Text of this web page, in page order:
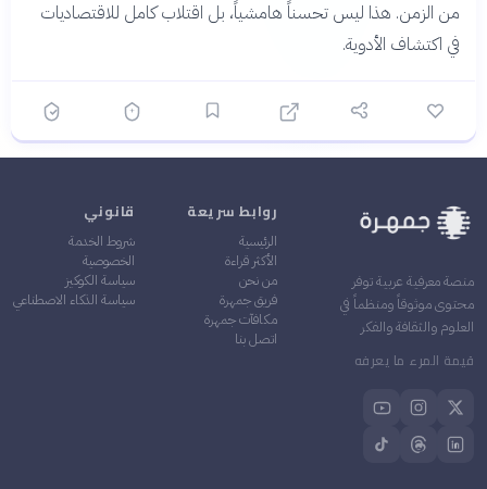
من الزمن. هذا ليس تحسناً هامشياً، بل اقتلاب كامل للاقتصاديات
في اكتشاف الأدوية.
منصة معرفية عربية توفر
محتوى موثوقاً ومنظماً في
العلوم والثقافة والفكر
قيمة المرء ما يعرفه
روابط سريعة
الرئيسية
الأكثر قراءة
من نحن
فريق جمهرة
مكافآت جمهرة
اتصل بنا
قانوني
شروط الخدمة
الخصوصية
سياسة الكوكيز
سياسة الذكاء الاصطناعي